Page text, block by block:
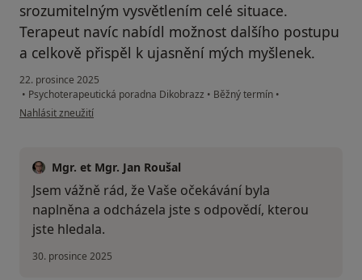
srozumitelným vysvětlením celé situace.
Terapeut navíc nabídl možnost dalšího postupu
a celkově přispěl k ujasnění mých myšlenek.
22. prosince 2025
• Psychoterapeutická poradna Dikobrazz • Běžný termín •
podle názoru uživatele Helena
Nahlásit zneužití
Mgr. et Mgr. Jan Roušal
Jsem vážně rád, že Vaše očekávání byla
naplněna a odcházela jste s odpovědí, kterou
jste hledala.
30. prosince 2025